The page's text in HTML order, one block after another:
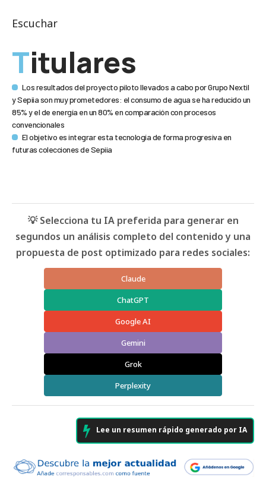
Escuchar
Titulares
Los resultados del proyecto piloto llevados a cabo por Grupo Nextil
y Sepiia son muy prometedores: el consumo de agua se ha reducido un
85% y el de energía en un 80% en comparación con procesos
convencionales
El objetivo es integrar esta tecnología de forma progresiva en
futuras colecciones de Sepiia
💡 Selecciona tu IA preferida para generar en
segundos un análisis completo del contenido y una
propuesta de post optimizado para redes sociales:
Claude
ChatGPT
Google AI
Gemini
Grok
Perplexity
Lee un resumen rápido generado por IA